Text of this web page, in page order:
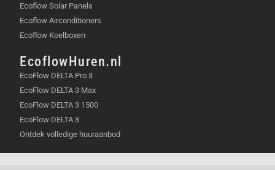
Ecoflow Solar Panels
Ecoflow Airconditioners
Ecoflow Koelboxen
EcoflowHuren.nl
EcoFlow DELTA Pro 3
EcoFlow DELTA 3 Max
EcoFlow DELTA 3 1500
EcoFlow DELTA 3
Ontdek volledige huuraanbod